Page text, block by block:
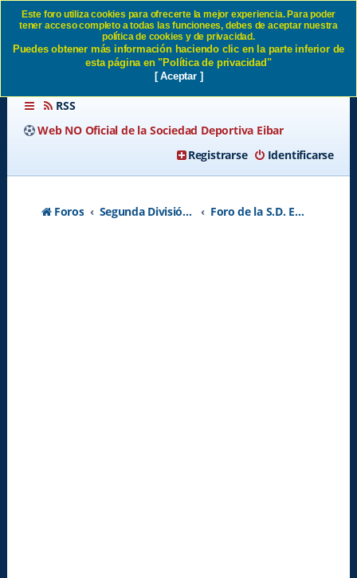
AMBIENTE SD Eibar
RSS
Web NO Oficial de la Sociedad Deportiva Eibar
Identificarse
Registrarse
Foros Segunda División A - Temporada 2026-2027 Foro de la S.D. Eibar
Este foro utiliza cookies para ofrecerte la mejor experiencia. Para poder
tener acceso completo a todas las funcionees, debes de aceptar nuestra
política de cookies y de privacidad.
Puedes obtener más información haciendo clic en la parte inferior de
esta página en "Política de privacidad"
[ Aceptar ]